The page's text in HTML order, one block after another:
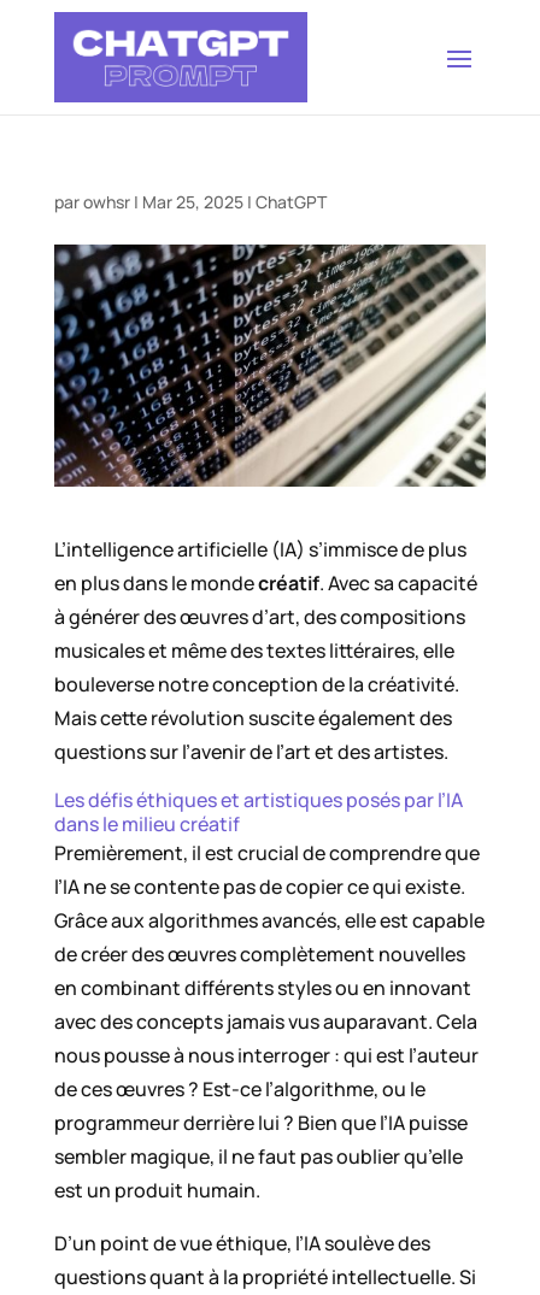
parowhsr| Mar 25, 2025| ChatGPT
L’intelligence artificielle (IA) s’immisce de plus
en plus dans le mondecréatif. Avec sa capacité
à générer des œuvres d’art, des compositions
musicales et même des textes littéraires, elle
bouleverse notre conception de la créativité.
Mais cette révolution suscite également des
questions sur l’avenir de l’art et des artistes.
Les défis éthiques et artistiques posés par l’IA
dans le milieu créatif
Premièrement, il est crucial de comprendre que
l’IA ne se contente pas de copier ce qui existe.
Grâce aux algorithmes avancés, elle est capable
de créer des œuvres complètement nouvelles
en combinant différents styles ou en innovant
avec des concepts jamais vus auparavant. Cela
nous pousse à nous interroger : qui est l’auteur
de ces œuvres ? Est-ce l’algorithme, ou le
programmeur derrière lui ? Bien que l’IA puisse
sembler magique, il ne faut pas oublier qu’elle
est un produit humain.
D’un point de vue éthique, l’IA soulève des
questions quant à la propriété intellectuelle. Si